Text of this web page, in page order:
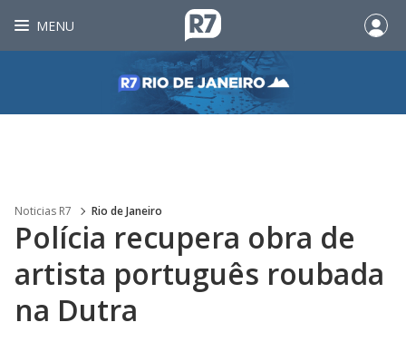
MENU
Noticias R7 Rio de Janeiro
Polícia recupera obra de
artista português roubada
na Dutra